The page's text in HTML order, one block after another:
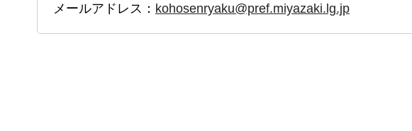
メールアドレス： kohosenryaku@pref.miyazaki.lg.jp